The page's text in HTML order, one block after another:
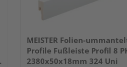
MEISTER Folien-
Profile Fußleiste Profil 8
2380x50x18mm 324 Uni